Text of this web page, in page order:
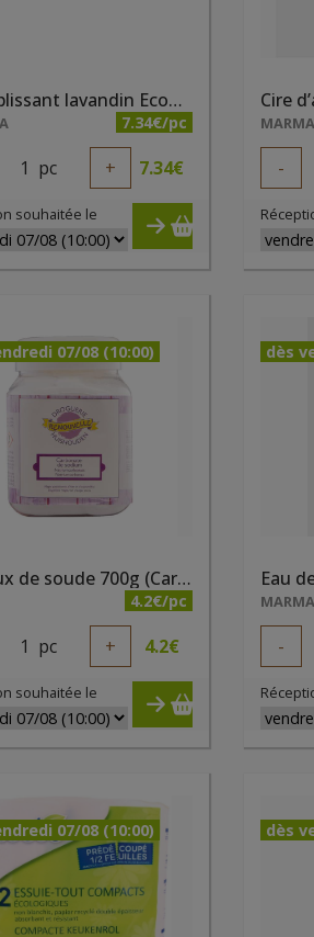
Assouplissant lavandin Ecodoo 1 litre
7.34€/pc
1 pc + 7.34€
souhaitée le
-
07/08 (10:00)
Cristaux de soude 700g (Carbonate de sodium)
4.2€/pc
1 pc + 4.2€
souhaitée le
dès
-
07/08 (10:00) dès